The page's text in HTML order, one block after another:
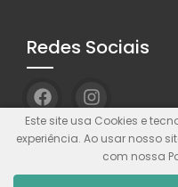
Redes Sociais
Este site usa Cookies e
experiência. Ao usar nosso
com nossa